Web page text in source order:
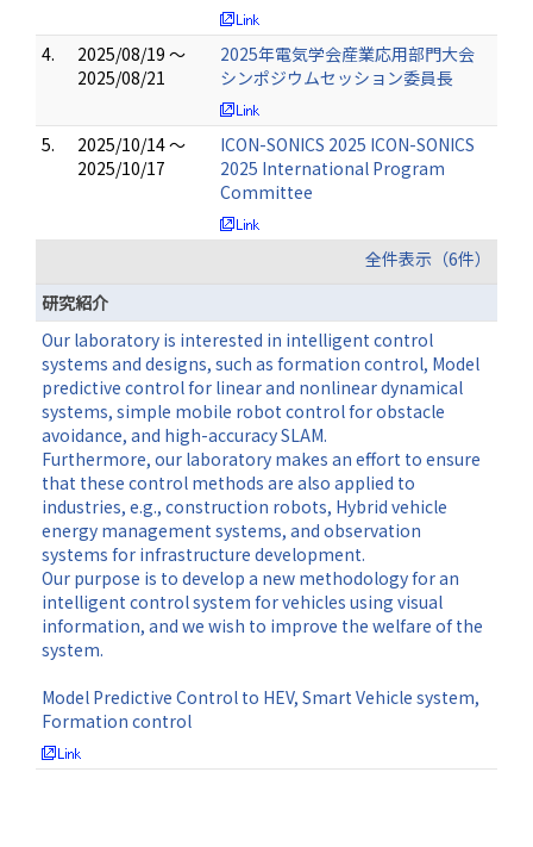
4.
2025/08/19 ～
2025/08/21
2025年電気学会産業応用部門大会
シンポジウムセッション委員長
5.
2025/10/14 ～
2025/10/17
ICON-SONICS 2025 ICON-SONICS
2025 International Program
Committee
全件表示（6件）
研究紹介
Our laboratory is interested in intelligent control
systems and designs, such as formation control, Model
predictive control for linear and nonlinear dynamical
systems, simple mobile robot control for obstacle
avoidance, and high-accuracy SLAM.
Furthermore, our laboratory makes an effort to ensure
that these control methods are also applied to
industries, e.g., construction robots, Hybrid vehicle
energy management systems, and observation
systems for infrastructure development.
Our purpose is to develop a new methodology for an
intelligent control system for vehicles using visual
information, and we wish to improve the welfare of the
system.
Model Predictive Control to HEV, Smart Vehicle system,
Formation control